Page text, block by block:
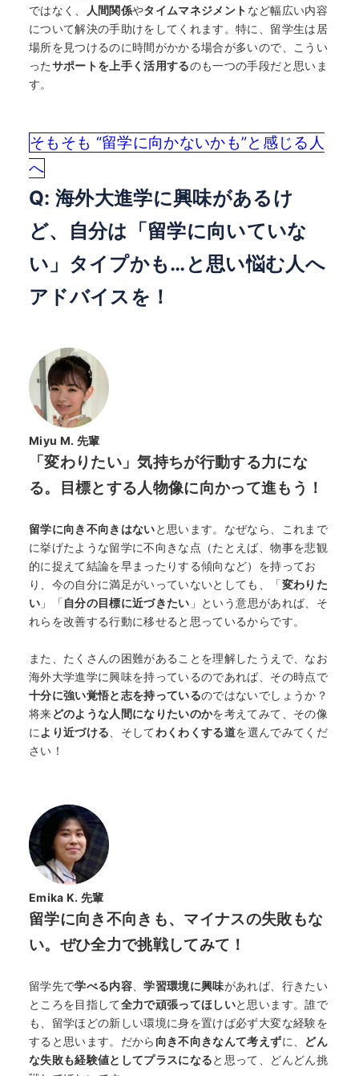
ではなく、
人間関係やタイムマネジメント など幅広い内容
について解決の手助けをしてくれます。特に、留学生は居
場所を見つけるのに時間がかかる場合が多いので、こうい
ったサポートを上手く活用するのも一つの手段だと思いま
す。
そもそも “留学に向かないかも”と感じる人
へ
Q: 海外大進学に興味があるけ
ど、自分は「留学に向いていな
い」タイプかも…と思い悩む人へ
アドバイスを！
Miyu M. 先輩
「変わりたい」気持ちが行動する力にな
る。目標とする人物像に向かって進もう！
留学に向き不向きはないと思います。なぜなら、これまで
に挙げたような留学に不向きな点（たとえば、物事を悲観
的に捉えて結論を早まったりする傾向など）を持ってお
り、今の自分に満足がいっていないとしても、「変わりた
い 」「自分の目標に近づきたい 」という意思があれば、そ
れらを改善する行動に移せると思っているからです。
また、たくさんの困難があることを理解したうえで、なお
海外大学進学に興味を持っているのであれば、その時点で
十分に強い覚悟と志を持っているのではないでしょうか？
将来どのような人間になりたいのかを考えてみて、その像
に より近づける 、そしてわくわくする道を選んでみてくだ
さい！
Emika K. 先輩
留学に向き不向きも、マイナスの失敗もな
い。ぜひ全力で挑戦してみて！
留学先で学べる内容、学習環境に興味があれば、行きたい
ところを目指して全力で頑張ってほしいと思います。誰で
も、留学ほどの新しい環境に身を置けば必ず大変な経験を
すると思います。だから 向き不向きなんて考えずに、
どん
な失敗も経験値としてプラスになると思って、どんどん挑